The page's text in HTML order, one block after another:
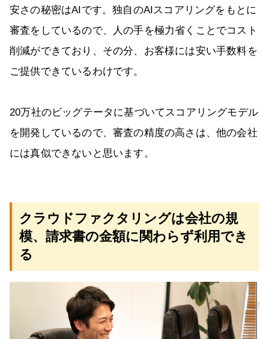
安さの秘密はAIです。独自のAIスコアリングをもとに
審査をしているので、人の手を極力省くことでコスト
削減ができており、その分、お客様には安い手数料を
ご提供できているわけです。
20万社のビッグテータに基づいてスコアリングモデル
を開発しているので、審査の精度の高さは、他の会社
には真似できないと思います。
クラウドファクタリングは会社の規
模、請求書の金額に関わらず利用でき
る